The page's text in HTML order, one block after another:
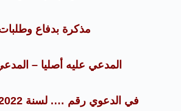
مذكرة بدفاع
المدعي عليه أصليا –
في الدعوي رقم …. لسنة 2022 مدني كلي